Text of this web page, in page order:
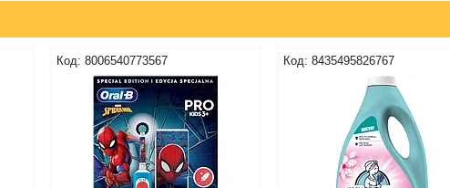
8006540773567 8435495826767